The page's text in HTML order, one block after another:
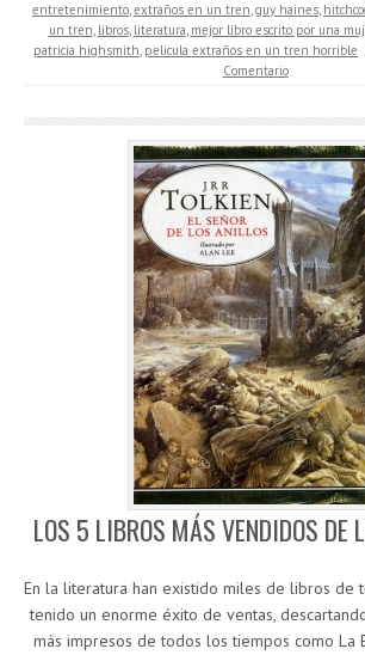
entretenimiento,extraños en un tren,guy haines,
un tren, libros, literatura, mejor libro escrito por una
patricia highsmith, pelicula extraños en un tren horrible
Comentario
LOS 5 LIBROS MÁS VENDIDOS DE
En la literatura han existido miles de libros de
tenido un enorme éxito de ventas,
más impresos de todos los tiempos como La